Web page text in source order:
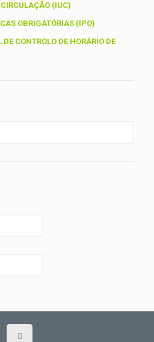
(IUC)
OBRIGATÓRIAS (IPO)
CONTROLO DE HORÁRIO DE